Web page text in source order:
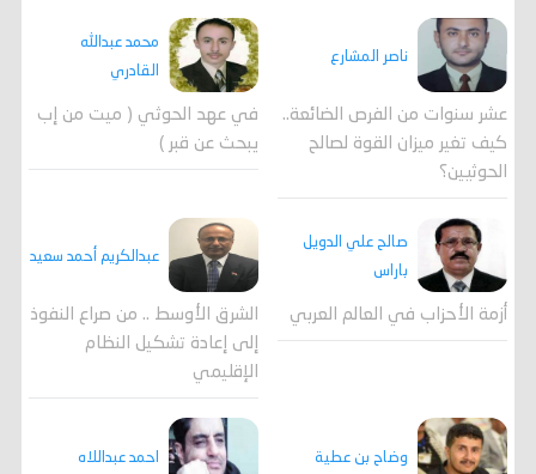
ناصر المشارع
عشر سنوات من الفرص الضائعة..
كيف تغير ميزان القوة لصالح
الحوثيين؟
محمد عبدالله
القادري
في عهد الحوثي ( ميت من إب
يبحث عن قبر )
صالح علي الدويل
باراس
أزمة الأحزاب في العالم العربي
عبدالكريم أحمد سعيد
الشرق الأوسط .. من صراع النفوذ
إلى إعادة تشكيل النظام
الإقليمي
وضاح بن عطية احمد عبداللاه